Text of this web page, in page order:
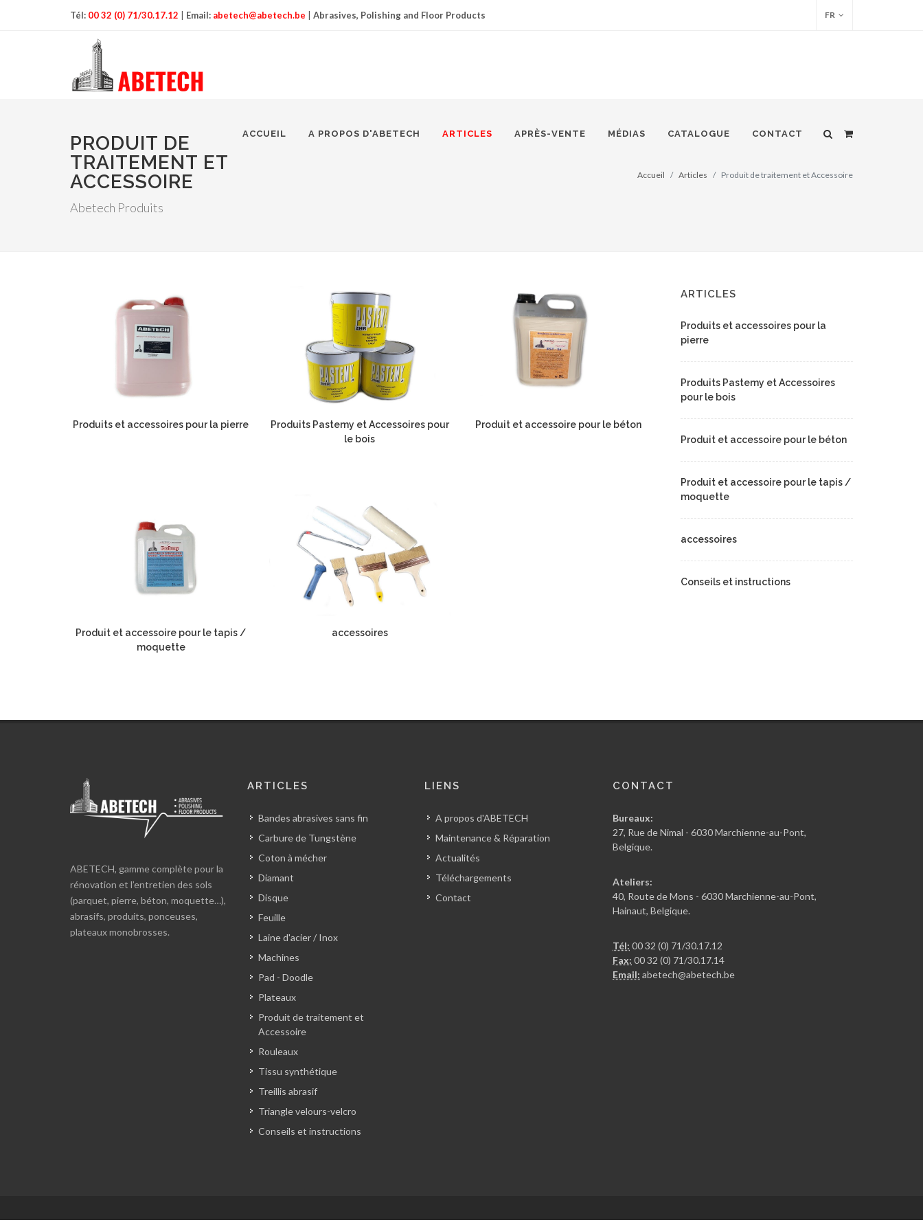
Tél: 00 32 (0) 71/30.17.12 Email: abetech@abetech.be Abrasives, Polishing and Floor Products FR
ACCUEIL A PROPOS D'ABETECH ARTICLES APRÈS-VENTE MÉDIAS CATALOGUE CONTACT
PRODUIT DE
TRAITEMENT ET
ACCESSOIRE
Abetech Produits
Accueil Articles Produit de traitement et Accessoire
Produits et accessoires pour la pierre
Produits Pastemy et Accessoires pour
le bois
Produit et accessoire pour le béton
Produit et accessoire pour le tapis /
moquette
accessoires
ARTICLES
Produits et accessoires pour la
pierre
Produits Pastemy et Accessoires
pour le bois
Produit et accessoire pour le béton
Produit et accessoire pour le tapis /
moquette
accessoires
Conseils et instructions
ABETECH, gamme complète pour la
rénovation et l’entretien des sols
(parquet, pierre, béton, moquette…),
abrasifs, produits, ponceuses,
plateaux monobrosses.
ARTICLES
Bandes abrasives sans fin
Carbure de Tungstène
Coton à mécher
Diamant
Disque
Feuille
Laine d'acier / Inox
Machines
Pad - Doodle
Plateaux
Produit de traitement et
Accessoire
Rouleaux
Tissu synthétique
Treillis abrasif
Triangle velours-velcro
Conseils et instructions
LIENS
A propos d'ABETECH
Maintenance & Réparation
Actualités
Téléchargements
Contact
CONTACT
Bureaux:
27, Rue de Nimal - 6030 Marchienne-au-Pont,
Belgique.
Ateliers:
40, Route de Mons - 6030 Marchienne-au-Pont,
Hainaut, Belgique.
Tél: 00 32 (0) 71/30.17.12
Fax: 00 32 (0) 71/30.17.14
Email: abetech@abetech.be